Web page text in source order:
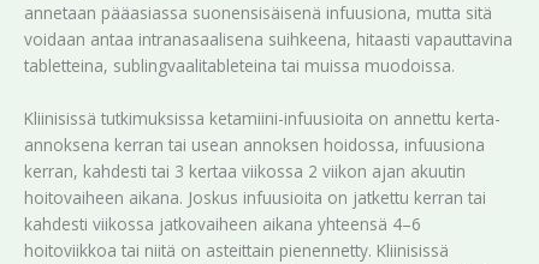
annetaan pääasiassa suonensisäisenä infuusiona, mutta sitä
voidaan antaa intranasaalisena suihkeena, hitaasti vapauttavina
tabletteina, sublingvaalitableteina tai muissa muodoissa.
Kliinisissä tutkimuksissa ketamiini-infuusioita on annettu kerta-
annoksena kerran tai usean annoksen hoidossa, infuusiona
kerran, kahdesti tai 3 kertaa viikossa 2 viikon ajan akuutin
hoitovaiheen aikana. Joskus infuusioita on jatkettu kerran tai
kahdesti viikossa jatkovaiheen aikana yhteensä 4–6
hoitoviikkoa tai niitä on asteittain pienennetty. Kliinisissä